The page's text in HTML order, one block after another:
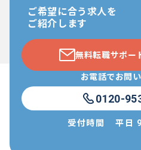
ご希望に合う求人を
ご紹介します
無料転職サポー
お電話でお問
0120-
受付時間 平日